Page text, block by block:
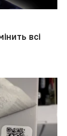
всі